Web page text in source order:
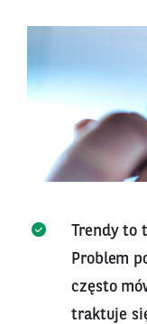
Trendy to
Problem
często
traktuje